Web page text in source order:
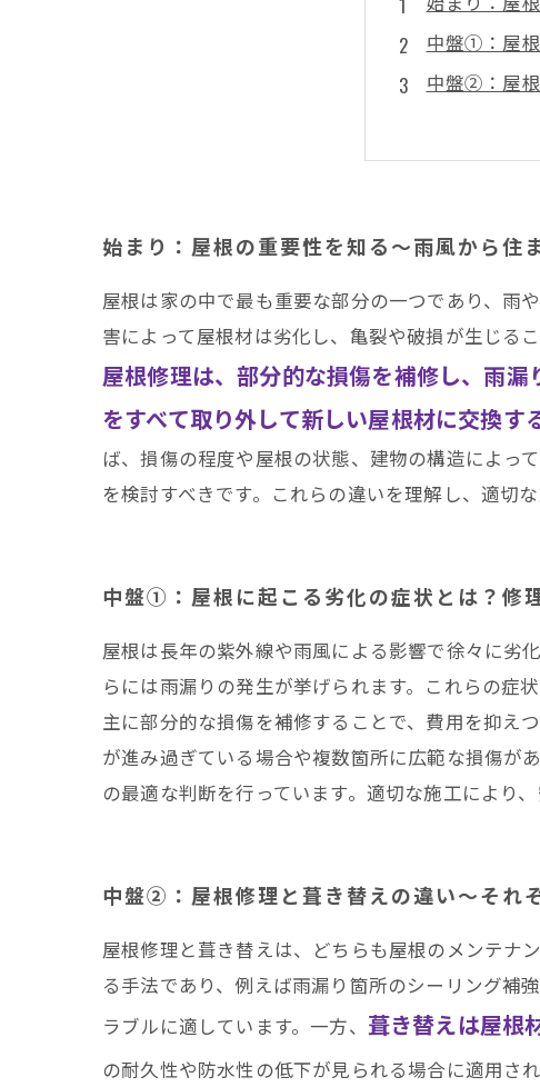
中盤①：屋
中盤②：屋
中盤③：最
結末：安心
おまけ②：実
始まり：屋根の重要性を知る～雨風から住
屋根は家の中で最も重要な部分の一つであり、雨
害によって屋根材は劣化し、亀裂や破損が生じる
屋根修理は、部分的な損傷を補修し、雨
をすべて取り外して新しい屋根材に交換す
ば、損傷の程度や屋根の状態、建物の構造によっ
を検討すべきです。これらの違いを理解し、適切
中盤①：屋根に起こる劣化の症状とは？修
屋根は長年の紫外線や雨風による影響で徐々に劣
らには雨漏りの発生が挙げられます。これらの症
主に部分的な損傷を補修することで、費用を抑え
が進み過ぎている場合や複数箇所に広範な損傷が
の最適な判断を行っています。適切な施工により
中盤②：屋根修理と葺き替えの違い～それ
屋根修理と葺き替えは、どちらも屋根のメンテナ
る手法であり、例えば雨漏り箇所のシーリング補
ラブルに適しています。一方、 葺き替えは屋根
の耐久性や防水性の低下が見られる場合に適用さ